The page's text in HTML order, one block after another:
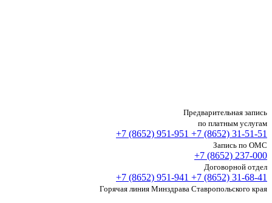
Предварительная запись
по платным услугам
+7 (8652) 951-951 +7 (8652) 31-51-51
Запись по ОМС
+7 (8652) 237-000
Договорной отдел
+7 (8652) 951-941 +7 (8652) 31-68-41
Горячая линия Минздрава Ставропольского края